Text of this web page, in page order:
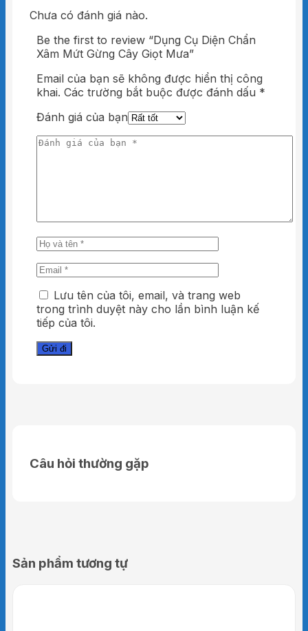
Chưa có đánh giá nào.
Be the first to review “Dụng Cụ Diện Chẩn
Xâm Mứt Gừng Cây Giọt Mưa”
Email của bạn sẽ không được hiển thị công
khai. Các trường bắt buộc được đánh dấu *
Đánh giá của bạn
Lưu tên của tôi, email, và trang web
trong trình duyệt này cho lần bình luận kế
tiếp của tôi.
Câu hỏi thường gặp
Sản phẩm tương tự